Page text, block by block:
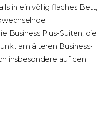
in ein völlig flaches Bett,
Business Plus-Suiten, die
am älteren Business-
insbesondere auf den